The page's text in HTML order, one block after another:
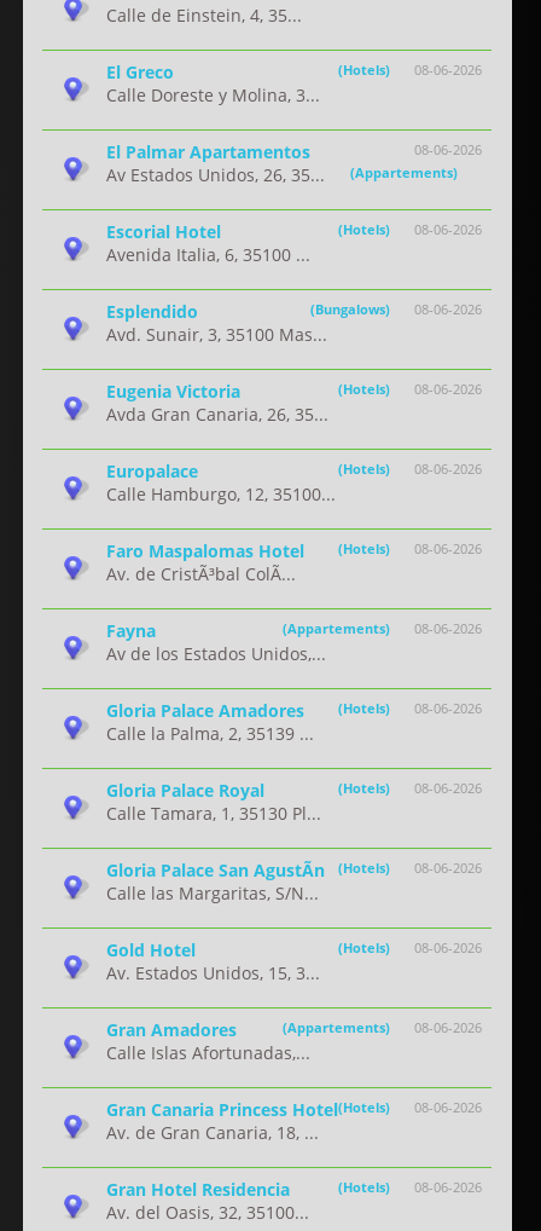
Calle de Einstein, 4, 35...
08-06-2026
El Greco (Hotels)
Calle Doreste y Molina, 3...
08-06-2026
El Palmar Apartamentos
(Appartements)
Av Estados Unidos, 26, 35...
08-06-2026
Escorial Hotel (Hotels)
Avenida Italia, 6, 35100 ...
08-06-2026
Esplendido (Bungalows)
Avd. Sunair, 3, 35100 Mas...
08-06-2026
Eugenia Victoria (Hotels)
Avda Gran Canaria, 26, 35...
08-06-2026
Europalace (Hotels)
Calle Hamburgo, 12, 35100...
08-06-2026
Faro Maspalomas Hotel (Hotels)
Av. de CristÃ³bal ColÃ...
08-06-2026
Fayna (Appartements)
Av de los Estados Unidos,...
08-06-2026
Gloria Palace Amadores (Hotels)
Calle la Palma, 2, 35139 ...
08-06-2026
Gloria Palace Royal (Hotels)
Calle Tamara, 1, 35130 Pl...
08-06-2026
Gloria Palace San AgustÃ­n (Hotels)
Calle las Margaritas, S/N...
08-06-2026
Gold Hotel (Hotels)
Av. Estados Unidos, 15, 3...
08-06-2026
Gran Amadores (Appartements)
Calle Islas Afortunadas,...
08-06-2026
Gran Canaria Princess Hotel(Hotels)
Av. de Gran Canaria, 18, ...
08-06-2026
Gran Hotel Residencia (Hotels)
Av. del Oasis, 32, 35100...